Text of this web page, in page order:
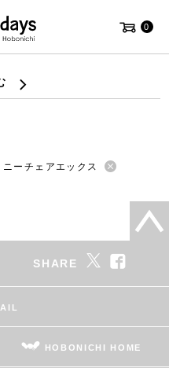
0
ニーチェアエックス
SHARE
HOBONICHI HOME